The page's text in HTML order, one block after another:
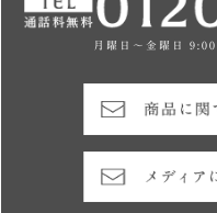
月曜日～金曜日